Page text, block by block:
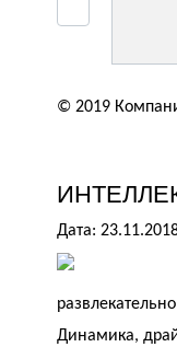
© 2019
Дата:
Динамика,